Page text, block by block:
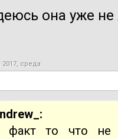
она уже
2017, среда
факт то что не